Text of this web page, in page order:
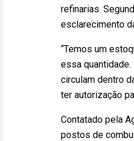
refinarias.
esclarecimento
“Temos um
essa
circulam dentro
ter autorização
Contatado pela
postos de